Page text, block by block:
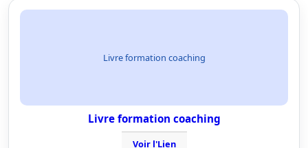
Livre formation coaching
Livre formation coaching
Voir l'Lien